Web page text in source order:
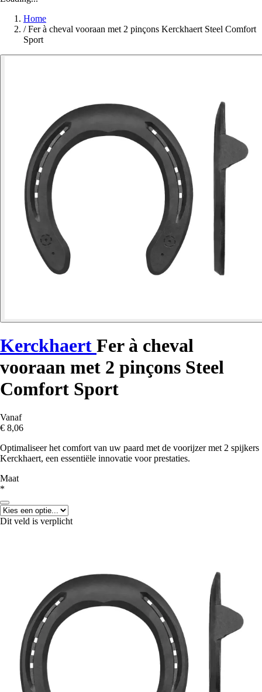
Home
/ Fer à cheval vooraan met 2 pinçons Kerckhaert Steel Comfort
Sport
Kerckhaert Fer à cheval
vooraan met 2 pinçons Steel
Comfort Sport
Vanaf
€ 8,06
Optimaliseer het comfort van uw paard met de voorijzer met 2 spijkers
Kerckhaert, een essentiële innovatie voor prestaties.
Maat
*
Dit veld is verplicht